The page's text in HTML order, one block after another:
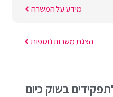
מידע על המשרה
הצגת משרות נוספות
בשוק כיום